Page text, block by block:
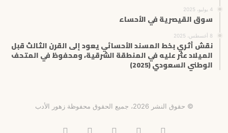
4 يوليو، 2025
سوق القيصرية في الأحساء
8 أغسطس، 2025
نقش أثري بخط المسند الأحسائي يعود إلى القرن الثالث قبل
الميلاد عثر عليه في المنطقة الشرقية، ومحفوظ في المتحف
الوطني السعودي (2025)
© حقوق النشر 2026، جميع الحقوق محفوظة زهور الأدب